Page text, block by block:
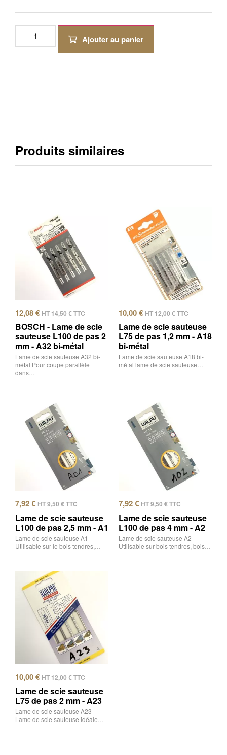
Ajouter au panier
Produits similaires
12,08€ HT 14,50 €TTC
BOSCH - Lame de scie
sauteuse L100 de pas 2
mm - A32 bi-métal
Lame de scie sauteuse A32 bi-
métal Pour coupe parallèle
dans…
10,00€ HT 12,00 €TTC
Lame de scie sauteuse
L75 de pas 1,2 mm - A18
bi-métal
Lame de scie sauteuse A18 bi-
métal lame de scie sauteuse…
7,92€ HT9,50 €TTC
Lame de scie sauteuse
L100 de pas 2,5 mm - A1
Lame de scie sauteuse A1
Utilisable sur le bois tendres,…
7,92€ HT9,50 €TTC
Lame de scie sauteuse
L100 de pas 4 mm - A2
Lame de scie sauteuse A2
Utilisable sur bois tendres, bois…
10,00€ HT 12,00 €TTC
Lame de scie sauteuse
L75 de pas 2 mm - A23
Lame de scie sauteuse A23
Lame de scie sauteuse idéale…